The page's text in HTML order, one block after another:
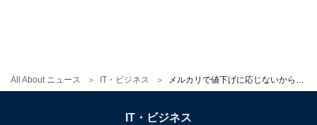
All About ニュース IT・ビジネス
処していきましょう。
IT・ビジネス